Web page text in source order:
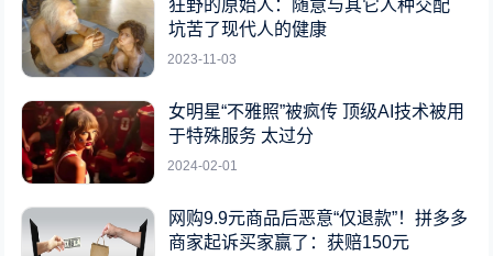
狂野的原始人：随意与其它人种交配
坑苦了现代人的健康
2023-11-03
女明星“不雅照”被疯传 顶级AI技术被用
于特殊服务 太过分
2024-02-01
网购9.9元商品后恶意“仅退款”！拼多多
商家起诉买家赢了：获赔150元